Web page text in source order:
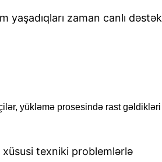
yaşadıqları zaman canlı dəstək
yükləmə prosesində rast gəldikləri
xüsusi texniki problemlərlə